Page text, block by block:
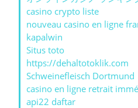
casino crypto liste
nouveau casino en ligne
kapalwin
Situs toto
https://dehaltotoklik.com
Schweinefleisch Dortmund
casino en ligne retrait
api22 daftar